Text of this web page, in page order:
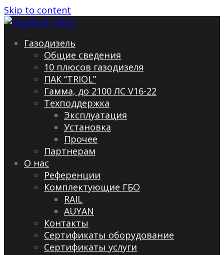
Skip to content
Газодизель
Общие сведения
10 плюсов газодизеля
ПАК “TRIOL”
Гамма, до 2100 ЛС V16-22
Техподдержка
Эксплуатация
Установка
Прочее
Партнерам
О нас
Референции
Комплектующие ГБО
RAIL
AUYAN
Контакты
Сертификаты оборудование
Сертификаты услуги